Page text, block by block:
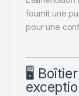
fournit une
pour une
🖥️